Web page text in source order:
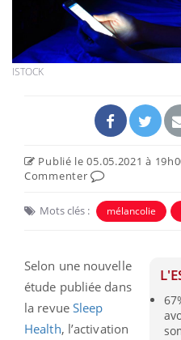
ISTOCK
Publié le 05.05.2021 à
Commenter
Mots clés : mélancolie
Selon une nouvelle
étude publiée dans
la revue Sleep
Health, l’activation